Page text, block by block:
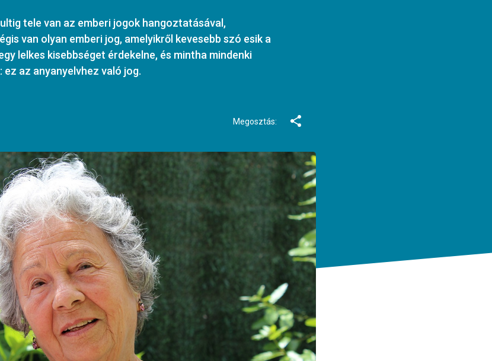
tele van az emberi jogok hangoztatásával,
van olyan emberi jog, amelyikről kevesebb szó esik a
lelkes kisebbséget érdekelne, és mintha mindenki
az anyanyelvhez való jog.
Megosztás: